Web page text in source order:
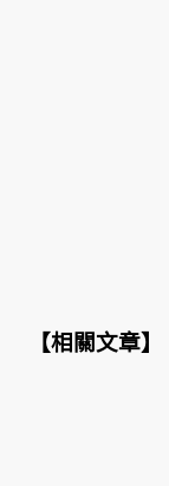
【相關文章】